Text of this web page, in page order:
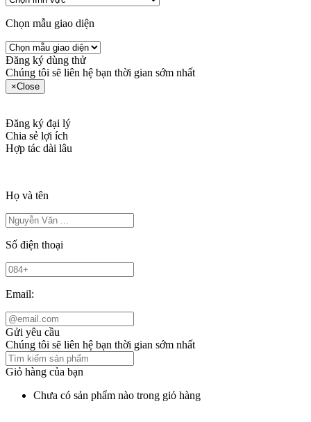
Chọn mẫu giao diện
Đăng ký dùng thử
Chúng tôi sẽ liên hệ bạn thời gian sớm nhất
×Close
Đăng ký đại lý
Chia sẻ lợi ích
Hợp tác dài lâu
Họ và tên
Số điện thoại
Email:
Gửi yêu cầu
Chúng tôi sẽ liên hệ bạn thời gian sớm nhất
Giỏ hàng của bạn
Chưa có sản phẩm nào trong giỏ hàng